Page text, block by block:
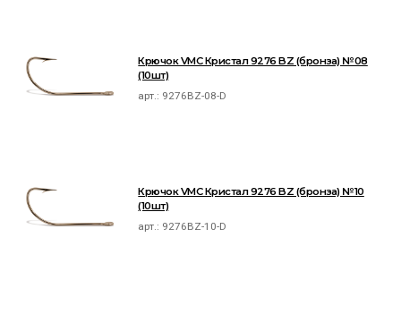
Крючок VMC Кристал 9276 BZ (бронза) №08
(10шт)
арт.: 9276BZ-08-D
Крючок VMC Кристал 9276 BZ (бронза) №10
(10шт)
арт.: 9276BZ-10-D